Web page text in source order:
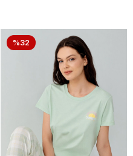
%32